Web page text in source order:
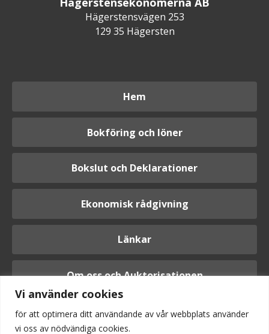
Vi använder cookies
för att optimera ditt användande av vår webbplats använder
vi oss av nödvändiga cookies.
Hägerstensvägen 253
129 35 Hägersten
Hem
Bokföring och löner
Bokslut och Deklarationer
Ekonomisk rådgivning
Länkar
Om oss och Auktorisationen
Logga in